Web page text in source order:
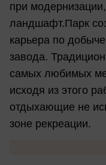
при
ландшафт.Парк
карьера по
завода.
самых любимых
исходя из этого
отдыхающие не
зоне рекреации.